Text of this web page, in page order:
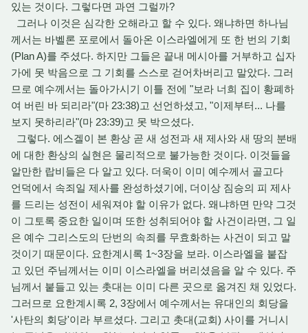
있는 것이다. 그렇다면 과연 그럴까?
그러나 이것은 심각한 오해라고 할 수 있다. 왜냐하면 하나님
께서는 바벨론 포로에서 돌아온 이스라엘에게 또 한 번의 기회
(Plan A)를 주셨다. 하지만 그들은 끝내 메시아를 거부하고 십자
가에 못 박음으로 그 기회를 스스로 걷어차버리고 말았다. 그러
므로 예수께서는 돌아가시기 이틀 전에 "보라 너희 집이 황폐하
여 버린 바 되리라"(마 23:38)고 선언하셨고, "이제부터... 나를
보지 못하리라"(마 23:39)고 못 박으셨다.
그렇다. 에스겔이 본 환상 곧 새 성전과 새 제사와 새 땅의 분배
에 대한 환상의 실현은 물리적으로 불가능한 것이다. 이것들을
알만한 랍비들은 다 알고 있다. 더욱이 이미 예수께서 골고다
언덕에서 속죄일 제사를 완성하셨기에, 더이상 짐승의 피 제사
를 드리는 성전이 세워져야 할 이유가 없다. 왜냐하면 만약 그것
이 그토록 중요한 일이며 또한 성취되어야 할 사건이라면, 그 일
은 예수 그리스도의 단번의 속죄를 무효화하는 사건이 되고 말
것이기 때문이다. 요한계시록 1~3장을 보라. 이스라엘을 붙잡
고 있던 주님께서는 이미 이스라엘을 버리셨음을 알 수 있다. 주
님께서 붙들고 있는 촛대는 이미 다른 곳으로 옮겨진 채 있었다.
그러므로 요한계시록 2, 3장에서 예수께서는 유대인의 회당을
'사탄의 회당'이라 부르셨다. 그리고 촛대(교회) 사이를 거니시